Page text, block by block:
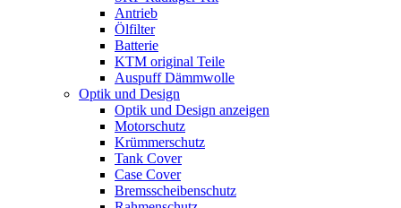
Antrieb
Ölfilter
Batterie
KTM original Teile
Auspuff Dämmwolle
Optik und Design
Optik und Design anzeigen
Motorschutz
Krümmerschutz
Tank Cover
Case Cover
Bremsscheibenschutz